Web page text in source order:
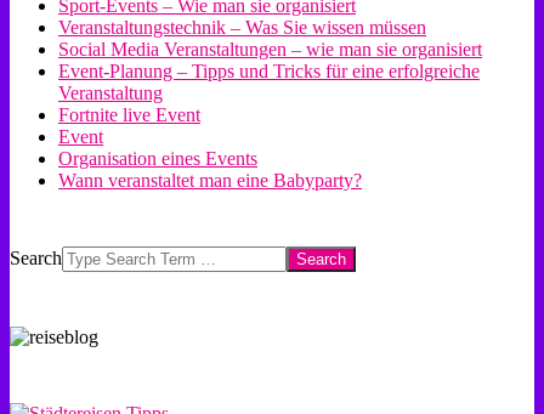
Sport-Events – Wie man sie organisiert
Veranstaltungstechnik – Was Sie wissen müssen
Social Media Veranstaltungen – wie man sie organisiert
Event-Planung – Tipps und Tricks für eine erfolgreiche
Veranstaltung
Fortnite live Event
Event
Organisation eines Events
Wann veranstaltet man eine Babyparty?
Search